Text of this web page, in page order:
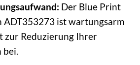
Der Blue Print
ADT353273 ist wartungsarm
zur Reduzierung Ihrer
bei.